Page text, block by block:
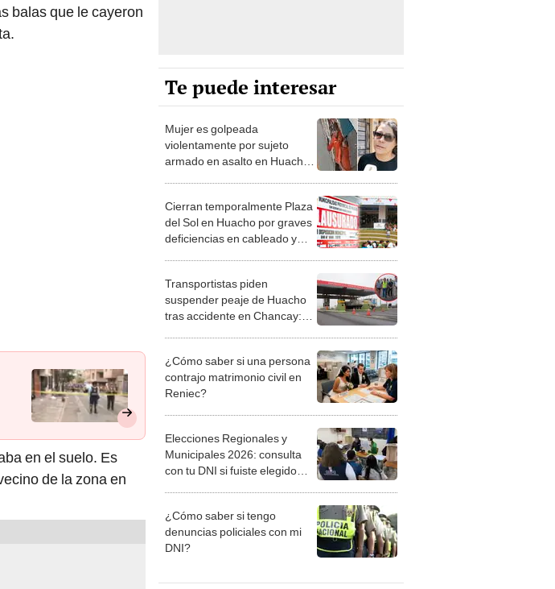
balas que le cayeron
en el suelo. Es
de la zona en
Te puede interesar
Mujer es golpeada
violentamente por sujeto
armado en asalto en Huacho:
Cierran temporalmente Plaza
del Sol en Huacho por graves
deficiencias en cableado y
Transportistas piden
suspender peaje de Huacho
tras accidente en Chancay:
¿Cómo saber si una persona
contrajo matrimonio civil en
Reniec?
Elecciones Regionales y
Municipales 2026: consulta
con tu DNI si fuiste elegido
la ONPE
¿Cómo saber si tengo
denuncias policiales con mi
DNI?